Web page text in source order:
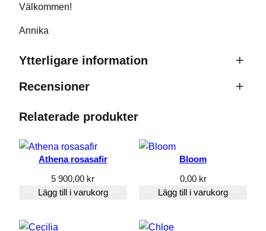
Välkommen!
Annika
Ytterligare information
Recensioner
0 recensioner av Ingrid
Bli först med att recensera ”Ingrid”
Din e-postadress kommer inte publiceras.
Obligatoriska fält är märkta
Relaterade produkter
Athena rosasafir
5 900,00 kr
Lägg till i varukorg
Bloom
0,00 kr
Lägg till i varukorg
och
baserat på
används.
För att vår
prestera så
bra som
under ditt
besök. Om
kommer